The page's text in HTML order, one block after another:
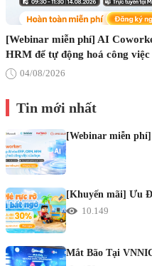
[Webinar miễn phí] AI
HRM để tự động hoá công việc
04/08/2026
Tin mới nhất
[Webinar miễn
[Khuyến mãi] Ưu
10.149
Mắt Bão Tại